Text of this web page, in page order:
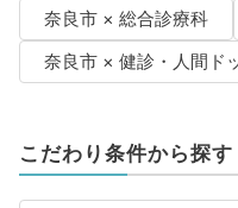
奈良市 × 総合診療科
奈良市 × 健診・人間ド
こだわり条件から探す